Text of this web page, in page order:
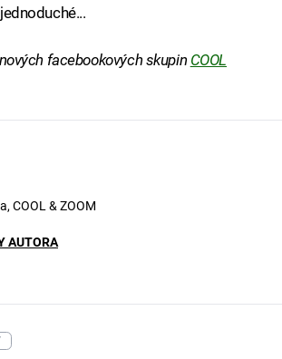
facebookových skupin COOL
COOL & ZOOM
AUTORA